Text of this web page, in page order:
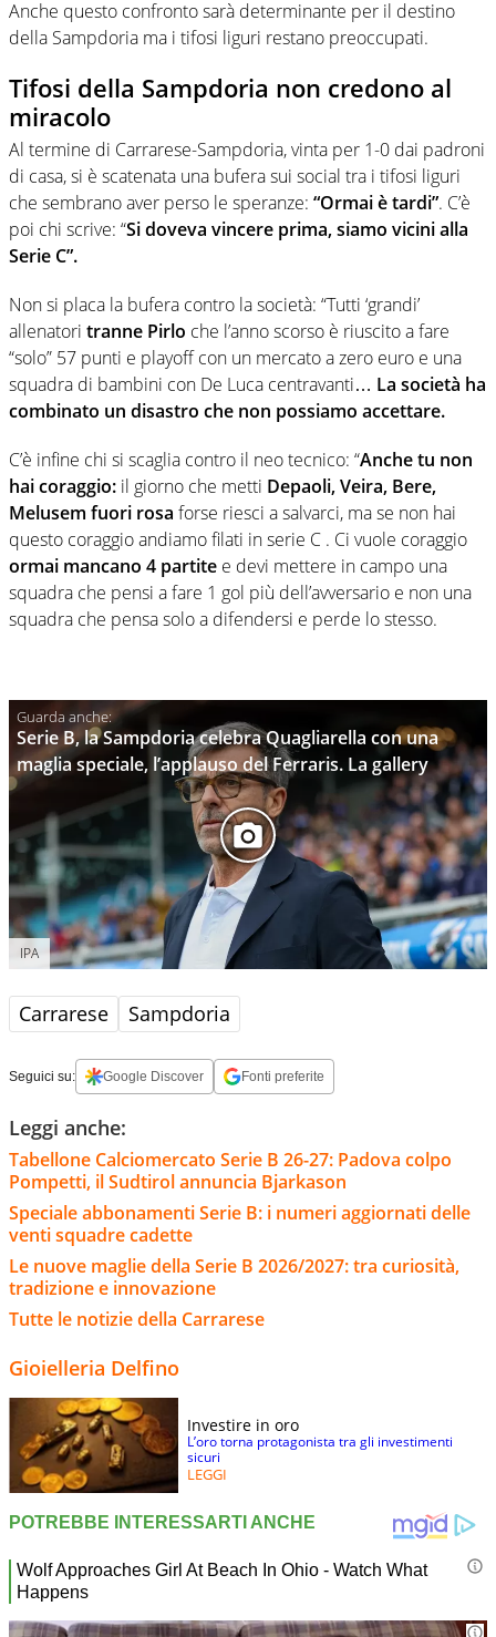
Anche questo confronto sarà determinante per il destino
della Sampdoria ma i tifosi liguri restano preoccupati.
Tifosi della Sampdoria non credono al
miracolo
Al termine di Carrarese-Sampdoria, vinta per 1-0 dai padroni
di casa, si è scatenata una bufera sui social tra i tifosi liguri
che sembrano aver perso le speranze: “Ormai è tardi”. C’è
poi chi scrive: “Si doveva vincere prima, siamo vicini alla
Serie C”.
Non si placa la bufera contro la società: “Tutti ‘grandi’
allenatori tranne Pirlo che l’anno scorso è riuscito a fare
“solo” 57 punti e playoff con un mercato a zero euro e una
squadra di bambini con De Luca centravanti… La società ha
combinato un disastro che non possiamo accettare.
C’è infine chi si scaglia contro il neo tecnico: “Anche tu non
hai coraggio: il giorno che metti Depaoli, Veira, Bere,
Melusem fuori rosa forse riesci a salvarci, ma se non hai
questo coraggio andiamo filati in serie C . Ci vuole coraggio
ormai mancano 4 partite e devi mettere in campo una
squadra che pensi a fare 1 gol più dell’avversario e non una
squadra che pensa solo a difendersi e perde lo stesso.
Serie B, la Sampdoria celebra Quagliarella con una
maglia speciale, l’applauso del Ferraris. La gallery
IPA
Carrarese Sampdoria
Seguici su: Google Discover Fonti preferite
Leggi anche:
Tabellone Calciomercato Serie B 26-27: Padova colpo
Pompetti, il Sudtirol annuncia Bjarkason
Speciale abbonamenti Serie B: i numeri aggiornati delle
venti squadre cadette
Le nuove maglie della Serie B 2026/2027: tra curiosità,
tradizione e innovazione
Tutte le notizie della Carrarese
Gioielleria Delfino
Investire in oro
L’oro torna protagonista tra gli investimenti
sicuri
LEGGI